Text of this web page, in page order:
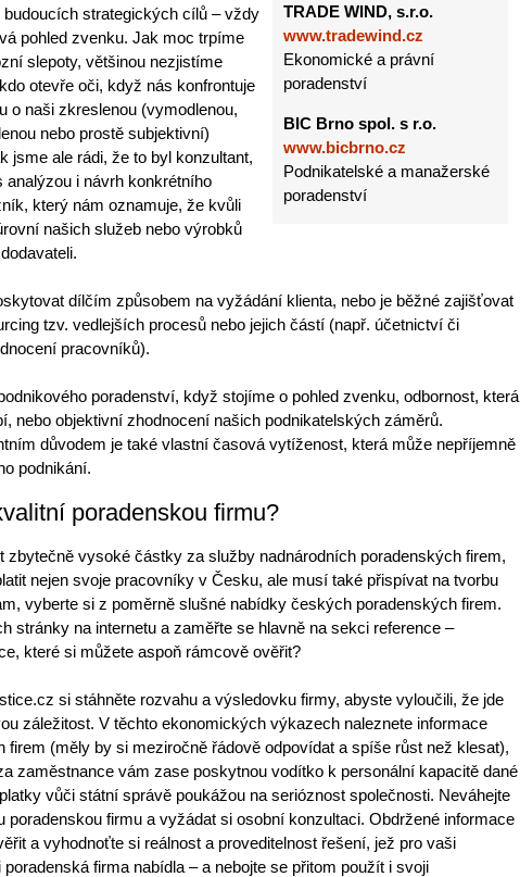
TRADE WIND, s.r.o.
www.tradewind.cz
Ekonomické a právní
poradenství
BIC Brno spol. s r.o.
www.bicbrno.cz
Podnikatelské a manažerské
poradenství
budoucích strategických cílů – vždy
pohled zvenku. Jak moc trpíme
slepoty, většinou nezjistíme
otevře oči, když nás konfrontuje
o naši zkreslenou (vymodlenou,
nebo prostě subjektivní)
jsme ale rádi, že to byl konzultant,
analýzou i návrh konkrétního
který nám oznamuje, že kvůli
našich služeb nebo výrobků
dílčím způsobem na vyžádání klienta, nebo je běžné zajišťovat
tzv. vedlejších procesů nebo jejich částí (např. účetnictví či
pracovníků).
poradenství, když stojíme o pohled zvenku, odbornost, která
nebo objektivní zhodnocení našich podnikatelských záměrů.
důvodem je také vlastní časová vytíženost, která může nepříjemně
podnikání.
poradenskou firmu?
zbytečně vysoké částky za služby nadnárodních poradenských firem,
nejen svoje pracovníky v Česku, ale musí také přispívat na tvorbu
vyberte si z poměrně slušné nabídky českých poradenských firem.
stránky na internetu a zaměřte se hlavně na sekci reference –
které si můžete aspoň rámcově ověřit?
si stáhněte rozvahu a výsledovku firmy, abyste vyloučili, že jde
záležitost. V těchto ekonomických výkazech naleznete informace
firem (měly by si meziročně řádově odpovídat a spíše růst než klesat),
zaměstnance vám zase poskytnou vodítko k personální kapacitě dané
vůči státní správě poukážou na serióznost společnosti. Neváhejte
poradenskou firmu a vyžádat si osobní konzultaci. Obdržené informace
a vyhodnoťte si reálnost a proveditelnost řešení, jež pro vaši
firma nabídla – a nebojte se přitom použít i svoji